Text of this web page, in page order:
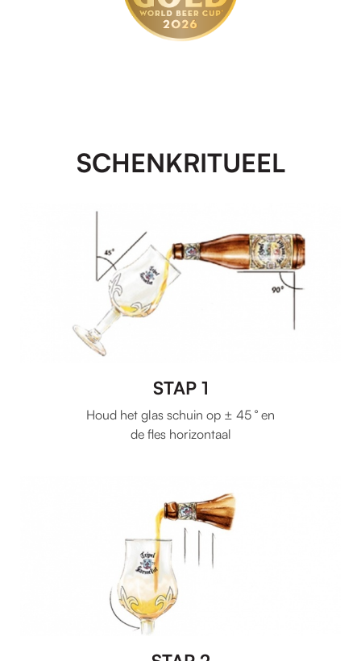
SCHENKRITUEEL
STAP 1
Houd het glas schuin op ± 45 ° en
de fles horizontaal